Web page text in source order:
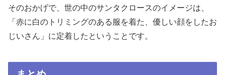
そのおかげで、世の中のサンタクロースのイメージは、
「赤に白のトリミングのある服を着た、優しい顔をしたお
じいさん」に定着したということです。